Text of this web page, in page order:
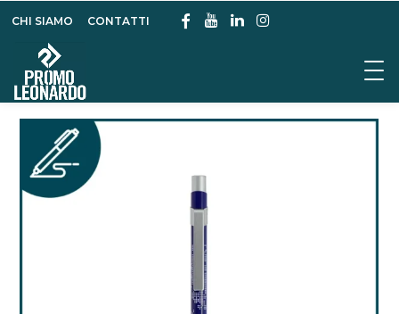
CHI SIAMO CONTATTI